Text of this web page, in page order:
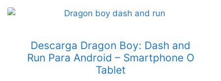
Descarga Dragon Boy: Dash and
Run Para Android – Smartphone O
Tablet